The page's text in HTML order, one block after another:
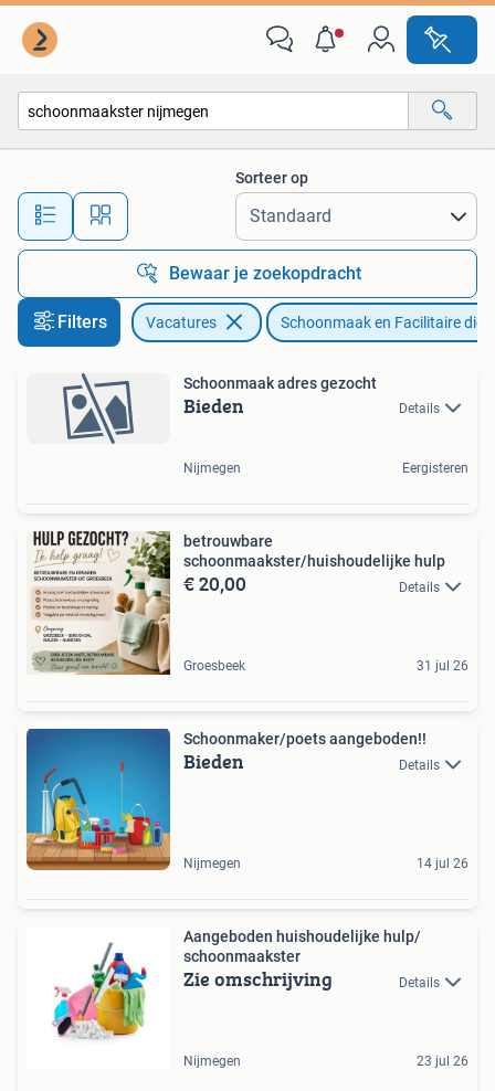
Alle afstanden…
Sorteer op
Bewaar je zoekopdracht
Filters Vacatures Schoonmaak en Facilitaire
Schoonmaak adres gezocht
Bieden Details
Nijmegen Eergisteren
betrouwbare
schoonmaakster/huishoudelijke hulp
€ 20,00 Details
Groesbeek 31 jul 26
Schoonmaker/poets aangeboden!!
Bieden Details
Nijmegen 14 jul 26
Aangeboden huishoudelijke hulp/
schoonmaakster
Zie omschrijving Details
Nijmegen 23 jul 26